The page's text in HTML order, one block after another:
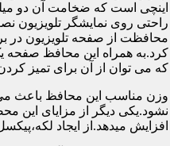
اینچی است که ضخامت آن دو
راحتی روی نمایشگر تلویزیون
محافظت از صفحه تلویزیون در
کرد.به همراه این محافظ
که می توان از آن برای تمیز
وزن مناسب این محافظ باعث می
نشود.یکی دیگر از مزایای این
افزایش میدهد.از ایجاد